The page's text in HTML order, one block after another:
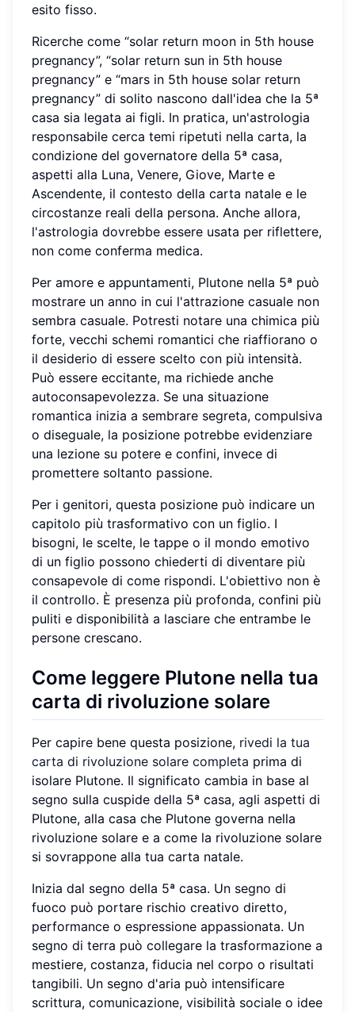
esito fisso.
Ricerche come “solar return moon in 5th house
pregnancy”, “solar return sun in 5th house
pregnancy” e “mars in 5th house solar return
pregnancy” di solito nascono dall'idea che la 5ª
casa sia legata ai figli. In pratica, un'astrologia
responsabile cerca temi ripetuti nella carta, la
condizione del governatore della 5ª casa,
aspetti alla Luna, Venere, Giove, Marte e
Ascendente, il contesto della carta natale e le
circostanze reali della persona. Anche allora,
l'astrologia dovrebbe essere usata per riflettere,
non come conferma medica.
Per amore e appuntamenti, Plutone nella 5ª può
mostrare un anno in cui l'attrazione casuale non
sembra casuale. Potresti notare una chimica più
forte, vecchi schemi romantici che riaffiorano o
il desiderio di essere scelto con più intensità.
Può essere eccitante, ma richiede anche
autoconsapevolezza. Se una situazione
romantica inizia a sembrare segreta, compulsiva
o diseguale, la posizione potrebbe evidenziare
una lezione su potere e confini, invece di
promettere soltanto passione.
Per i genitori, questa posizione può indicare un
capitolo più trasformativo con un figlio. I
bisogni, le scelte, le tappe o il mondo emotivo
di un figlio possono chiederti di diventare più
consapevole di come rispondi. L'obiettivo non è
il controllo. È presenza più profonda, confini più
puliti e disponibilità a lasciare che entrambe le
persone crescano.
Come leggere Plutone nella tua
carta di rivoluzione solare
Per capire bene questa posizione, rivedi la tua
carta di rivoluzione solare completa prima di
isolare Plutone. Il significato cambia in base al
segno sulla cuspide della 5ª casa, agli aspetti di
Plutone, alla casa che Plutone governa nella
rivoluzione solare e a come la rivoluzione solare
si sovrappone alla tua carta natale.
Inizia dal segno della 5ª casa. Un segno di
fuoco può portare rischio creativo diretto,
performance o espressione appassionata. Un
segno di terra può collegare la trasformazione a
mestiere, costanza, fiducia nel corpo o risultati
tangibili. Un segno d'aria può intensificare
scrittura, comunicazione, visibilità sociale o idee